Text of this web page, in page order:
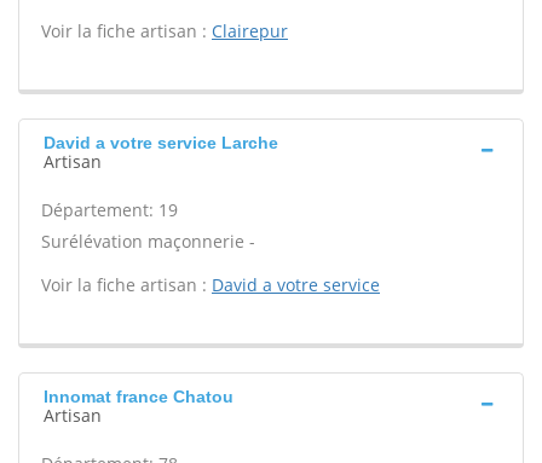
Voir la fiche artisan : Clairepur
David a votre service Larche
Artisan
Département: 19
Surélévation maçonnerie -
Voir la fiche artisan : David a votre service
Innomat france Chatou
Artisan